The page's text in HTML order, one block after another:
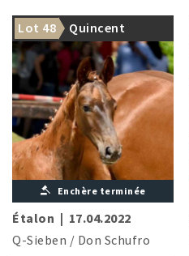
Lot 48 Quincent
Enchère terminée
Étalon | 17.04.2022
Q-Sieben / Don Schufro